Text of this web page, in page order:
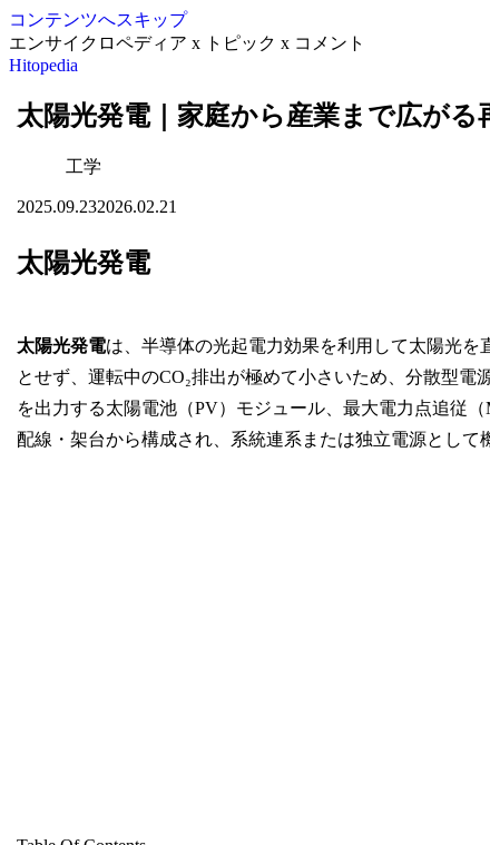
コンテンツへスキップ
エンサイクロペディア x トピック x コメント
Hitopedia
太陽光発電｜家庭から産業まで広がる
工学
2025.09.232026.02.21
太陽光発電
太陽光発電は、半導体の光起電力効果を利用して太陽光
とせず、運転中のCO₂排出が極めて小さいため、分散型
を出力する太陽電池（PV）モジュール、最大電力点追従
配線・架台から構成され、系統連系または独立電源として